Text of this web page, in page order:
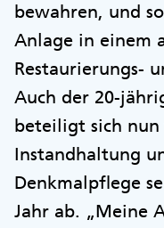
bewahren, und
Anlage in einem
Restaurierungs-
Auch der 20-
beteiligt sich
Instandhaltung
Denkmalpflege
Jahr ab. „Meine